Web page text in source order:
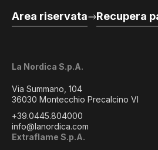
La Nordica S.p.A.
Via Summano, 104
36030 Montecchio Precalcino VI
+39.0445.804000
info@lanordica.com
Extraflame S.p.A.
Area riservata Recupera